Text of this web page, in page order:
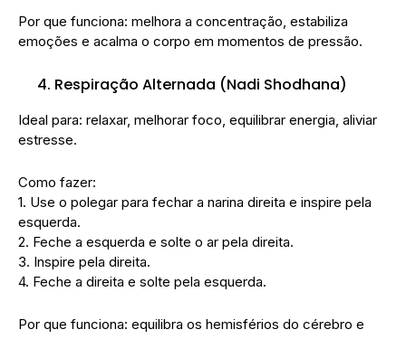
Por que funciona: melhora a concentração, estabiliza
emoções e acalma o corpo em momentos de pressão.
Respiração Alternada (Nadi Shodhana)
Ideal para: relaxar, melhorar foco, equilibrar energia, aliviar
estresse.
Como fazer:
1. Use o polegar para fechar a narina direita e inspire pela
esquerda.
2. Feche a esquerda e solte o ar pela direita.
3. Inspire pela direita.
4. Feche a direita e solte pela esquerda.
Por que funciona: equilibra os hemisférios do cérebro e